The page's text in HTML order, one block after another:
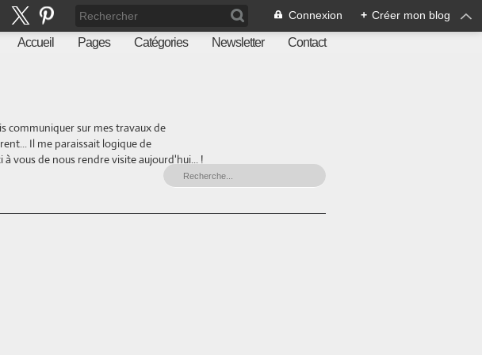
Connexion + Créer mon blog
Accueil Pages Catégories Newsletter Contact
communiquer sur mes travaux de
Il me paraissait logique de
vous de nous rendre visite aujourd'hui... !